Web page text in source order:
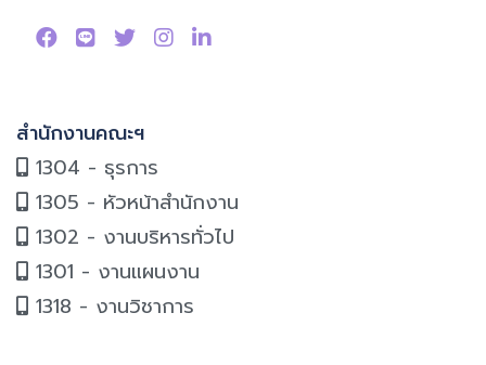
สำนักงานคณะฯ
1304 - ธุรการ
1305 - หัวหน้าสำนักงาน
1302 - งานบริหารทั่วไป
1301 - งานแผนงาน
1318 - งานวิชาการ